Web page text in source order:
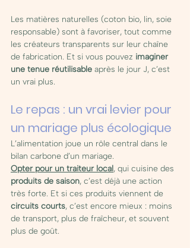
Les matières naturelles (coton bio, lin, soie
responsable) sont à favoriser, tout comme
les créateurs transparents sur leur chaîne
de fabrication. Et si vous pouvez imaginer
une tenue réutilisable après le jour J, c’est
un vrai plus.
Le repas : un vrai levier pour
un mariage plus écologique
L’alimentation joue un rôle central dans le
bilan carbone d’un mariage.
Opter pour un traiteur local, qui cuisine des
produits de saison, c’est déjà une action
très forte. Et si ces produits viennent de
circuits courts, c’est encore mieux : moins
de transport, plus de fraîcheur, et souvent
plus de goût.